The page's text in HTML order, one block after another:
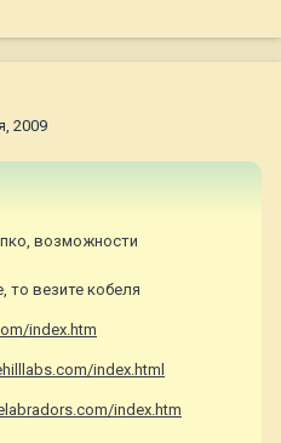
2009
возможности
то везите кобеля
index.htm
index.html
index.htm